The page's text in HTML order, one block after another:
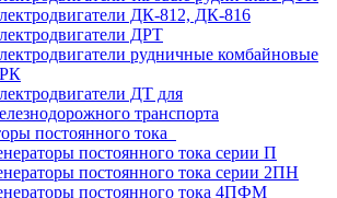
ДК-812, ДК-816
ДРТ
рудничные комбайновые
ДТ для
транспорта
постоянного тока
постоянного тока серии П
постоянного тока серии 2ПН
постоянного тока 4ПФМ